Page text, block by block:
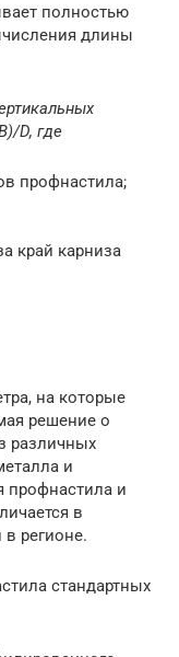
полностью
длины
D, где
профнастила;
край карниза
на которые
решение о
различных
и
профнастила и
в
регионе.
стандартных